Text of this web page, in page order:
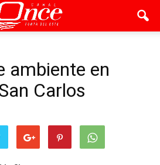
ambiente en
Carlos